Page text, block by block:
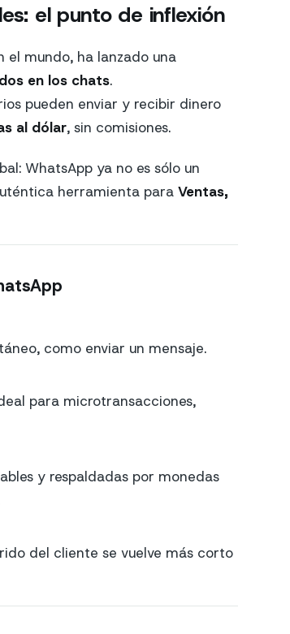
el punto de inflexión
el mundo, ha lanzado una
en los chats.
pueden enviar y recibir dinero
al dólar, sin comisiones.
WhatsApp ya no es sólo un
herramienta para Ventas,
como enviar un mensaje.
para microtransacciones,
y respaldadas por monedas
del cliente se vuelve más corto